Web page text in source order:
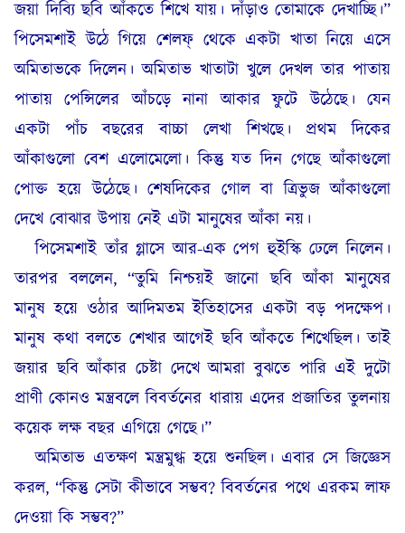
জয়া দিব্যি ছবি আঁকতে শিখে যায়। দাঁড়াও তোমাকে দেখাচ্ছি।”
পিসেমশাই উঠে গিয়ে শেলফ্ থেকে একটা খাতা নিয়ে এসে
অমিতাভকে দিলেন। অমিতাভ খাতাটা খুলে দেখল তার পাতায়
পাতায় পেন্সিলের আঁচড়ে নানা আকার ফুটে উঠেছে। যেন
একটা পাঁচ বছরের বাচ্চা লেখা শিখছে। প্রথম দিকের
আঁকাগুলো বেশ এলোমেলো। কিন্তু যত দিন গেছে আঁকাগুলো
পোক্ত হয়ে উঠেছে। শেষদিকের গোল বা ত্রিভুজ আঁকাগুলো
দেখে বোঝার উপায় নেই এটা মানুষের আঁকা নয়।
পিসেমশাই তাঁর গ্লাসে আর-এক পেগ হুইস্কি ঢেলে নিলেন।
তারপর বললেন, “তুমি নিশ্চয়ই জানো ছবি আঁকা মানুষের
মানুষ হয়ে ওঠার আদিমতম ইতিহাসের একটা বড় পদক্ষেপ।
মানুষ কথা বলতে শেখার আগেই ছবি আঁকতে শিখেছিল। তাই
জয়ার ছবি আঁকার চেষ্টা দেখে আমরা বুঝতে পারি এই দুটো
প্রাণী কোনও মন্ত্রবলে বিবর্তনের ধারায় এদের প্রজাতির তুলনায়
কয়েক লক্ষ বছর এগিয়ে গেছে।”
অমিতাভ এতক্ষণ মন্ত্রমুগ্ধ হয়ে শুনছিল। এবার সে জিজ্ঞেস
করল, “কিন্তু সেটা কীভাবে সম্ভব? বিবর্তনের পথে এরকম লাফ
দেওয়া কি সম্ভব?”